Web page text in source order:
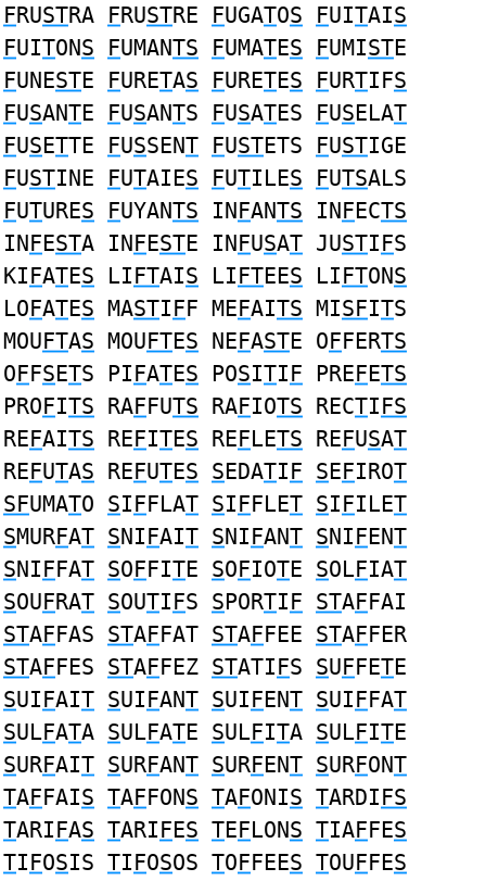
FRUSTRA FRUSTRE FUGATOS FUITAIS
FUITONS FUMANTS FUMATES FUMISTE
FUNESTE FURETAS FURETES FURTIFS
FUSANTE FUSANTS FUSATES FUSELAT
FUSETTE FUSSENT FUSTETS FUSTIGE
FUSTINE FUTAIES FUTILES FUTSALS
FUTURES FUYANTS INFANTS INFECTS
INFESTA INFESTE INFUSAT JUSTIFS
KIFATES LIFTAIS LIFTEES LIFTONS
LOFATES MASTIFF MEFAITS MISFITS
MOUFTAS MOUFTES NEFASTE OFFERTS
OFFSETS PIFATES POSITIF PREFETS
PROFITS RAFFUTS RAFIOTS RECTIFS
REFAITS REFITES REFLETS REFUSAT
REFUTAS REFUTES SEDATIF SEFIROT
SFUMATO SIFFLAT SIFFLET SIFILET
SMURFAT SNIFAIT SNIFANT SNIFENT
SNIFFAT SOFFITE SOFIOTE SOLFIAT
SOUFRAT SOUTIFS SPORTIF STAFFAI
STAFFAS STAFFAT STAFFEE STAFFER
STAFFES STAFFEZ STATIFS SUFFETE
SUIFAIT SUIFANT SUIFENT SUIFFAT
SULFATA SULFATE SULFITA SULFITE
SURFAIT SURFANT SURFENT SURFONT
TAFFAIS TAFFONS TAFONIS TARDIFS
TARIFAS TARIFES TEFLONS TIAFFES
TIFOSIS TIFOSOS TOFFEES TOUFFES